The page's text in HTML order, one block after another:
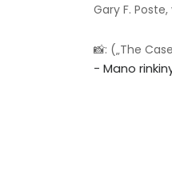
Gary F.
📸: („The
- Mano